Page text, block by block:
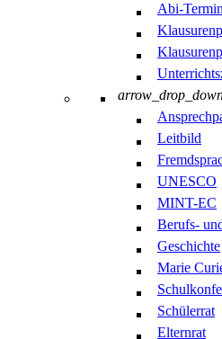
Abi-
Leitbild
UNESCO
MINT-EC
Berufs-
Geschichte
Marie
Schülerrat
Elternrat